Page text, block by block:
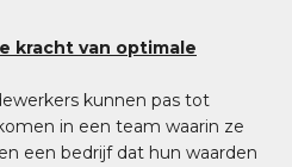
kracht van optimale
kunnen pas tot
in een team waarin ze
een bedrijf dat hun waarden